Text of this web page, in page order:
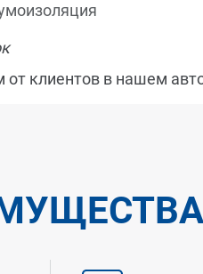
от клиентов в нашем